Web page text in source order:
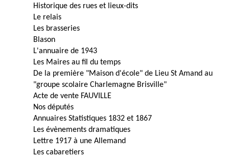
Historique des rues et lieux-dits
Le relais
Les brasseries
Blason
L'annuaire de 1943
Les Maires au fil du temps
De la première "Maison d'école" de Lieu St Amand au
"groupe scolaire Charlemagne Brisville"
Acte de vente FAUVILLE
Nos députés
Annuaires Statistiques 1832 et 1867
Les évènements dramatiques
Lettre 1917 à une Allemand
Les cabaretiers